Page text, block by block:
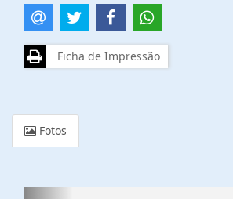
Ficha de Impressão
Fotos